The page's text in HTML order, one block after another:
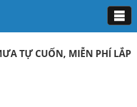
TỰ CUỐN, MIỄN PHÍ LẮP